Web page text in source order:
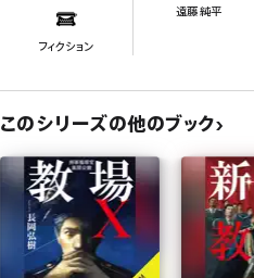
フィクション
遠藤 純平
このシリーズの他のブック